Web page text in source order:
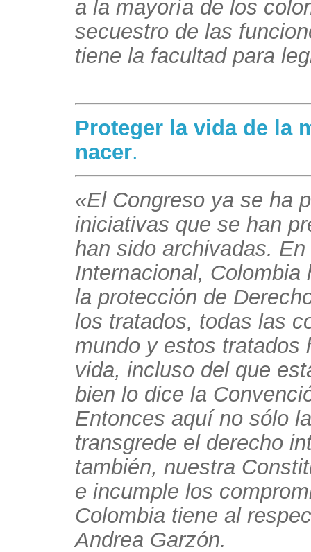
a la mayoría de los
secuestro de las
tiene la facultad para
Proteger la vida de la
nacer.
«El Congreso ya se ha
iniciativas que se han
han sido archivadas.
Internacional, Colombia
la protección de
los tratados, todas las
mundo y estos tratados
vida, incluso del que
bien lo dice la
Entonces aquí no sólo
transgrede el derecho
también, nuestra
e incumple los
Colombia tiene al
Andrea Garzón.